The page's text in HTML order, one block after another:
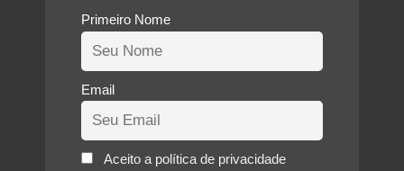
Primeiro Nome
Email
Aceito a política de privacidade